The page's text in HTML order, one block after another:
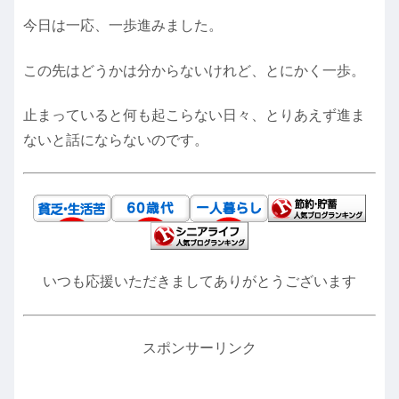
今日は一応、一歩進みました。
この先はどうかは分からないけれど、とにかく一歩。
止まっていると何も起こらない日々、とりあえず進ま
ないと話にならないのです。
いつも応援いただきましてありがとうございます
スポンサーリンク